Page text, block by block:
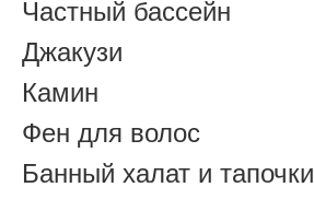
Частный бассейн
Джакузи
Камин
Фен для волос
Банный халат и тапочки